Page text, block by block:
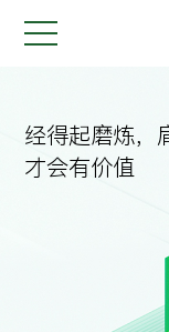
经得起磨炼，
才会有价值
是我们最重要的工作